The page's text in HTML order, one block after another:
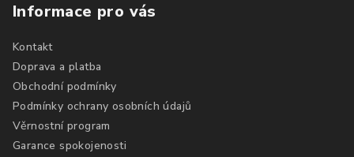
Informace pro vás
Kontakt
Doprava a platba
Obchodní podmínky
Podmínky ochrany osobních údajů
Věrnostní program
Garance spokojenosti